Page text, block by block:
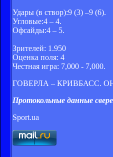
Удары (в створ):9 (3) –9 (6).
Угловые:4 – 4.
Офсайды:4 – 5.
Зрителей: 1.950
Оценка поля: 4
Честная игра: 7,000 - 7,000.
ГОВЕРЛА – КРИВБАСС.
Протокольные данные
Sport.ua